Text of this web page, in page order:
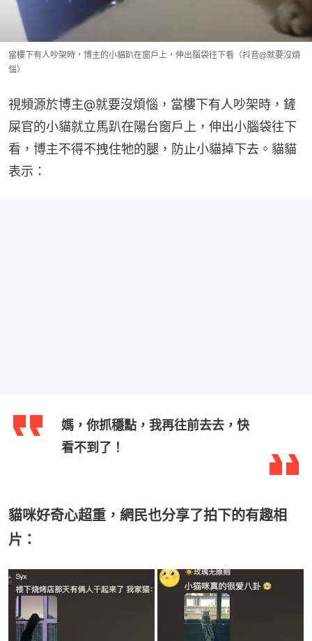
當樓下有人吵架時，博主的小貓趴在窗戶上，伸出腦袋往下看（抖音@就要沒煩
惱）
視頻源於博主@就要沒煩惱，當樓下有人吵架時，鏟
屎官的小貓就立馬趴在陽台窗戶上，伸出小腦袋往下
看，博主不得不拽住牠的腿，防止小貓掉下去。貓貓
表示：
媽，你抓穩點，我再往前去去，快
看不到了！
貓咪好奇心超重，網民也分享了拍下的有趣相
片：